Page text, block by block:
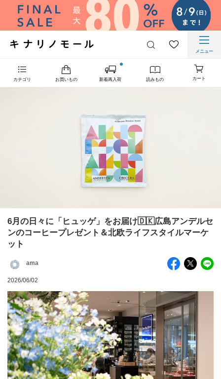
メニュー
カテゴリ お買いもの 新着再入荷 読みもの カート
6月の日々に「ヒュッゲ」をお届け🇩🇰広島アンデルセ
ンのコーヒープレゼント＆北欧ライフスタイルマーケ
ット
ama
2026/06/02